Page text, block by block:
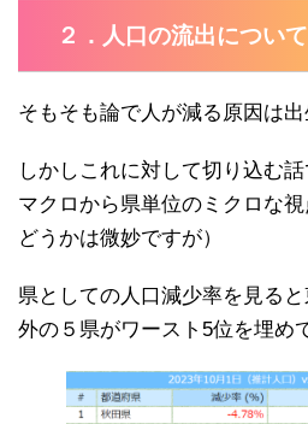
２．人口の流出について
そもそも論で人が減る原因は出
しかしこれに対して切り込む
マクロから県単位のミクロな
どうかは微妙ですが）
県としての人口減少率を見る
外の５県がワースト5位を埋め